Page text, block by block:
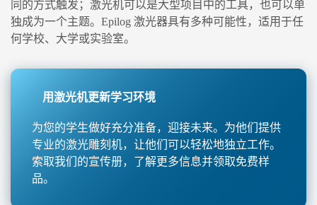
同的方式触发；激光机可以是大型项目中的工具，也可以单
独成为一个主题。Epilog 激光器具有多种可能性，适用于任
何学校、大学或实验室。
用激光机更新学习环境
为您的学生做好充分准备，迎接未来。为他们提供
专业的激光雕刻机，让他们可以轻松地独立工作。
索取我们的宣传册，了解更多信息并领取免费样
品。